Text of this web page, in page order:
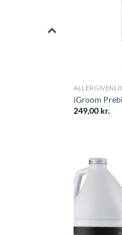
iGroom
249,00 kr.